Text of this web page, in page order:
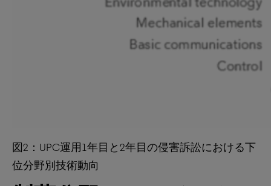
図2：UPC運用1年目と2年目の侵害訴訟における下
位分野別技術動向